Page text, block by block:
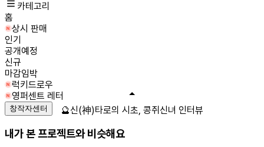
카테고리
홈
상시 판매
인기
공개예정
신규
마감임박
럭키드로우
영퍼센트 레터
창작자센터
내가 본 프로젝트와 비슷해요
🔮신(神)타로의 시초, 콩쥐신녀 인터뷰